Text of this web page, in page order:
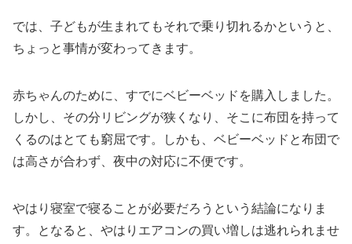
では、子どもが生まれてもそれで乗り切れるかというと、
ちょっと事情が変わってきます。
赤ちゃんのために、すでにベビーベッドを購入しました。
しかし、その分リビングが狭くなり、そこに布団を持って
くるのはとても窮屈です。しかも、ベビーベッドと布団で
は高さが合わず、夜中の対応に不便です。
やはり寝室で寝ることが必要だろうという結論になりま
す。となると、やはりエアコンの買い増しは逃れられませ